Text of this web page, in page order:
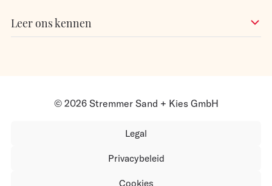
Leer ons kennen
© 2026 Stremmer Sand + Kies GmbH
Legal
Privacybeleid
Cookies